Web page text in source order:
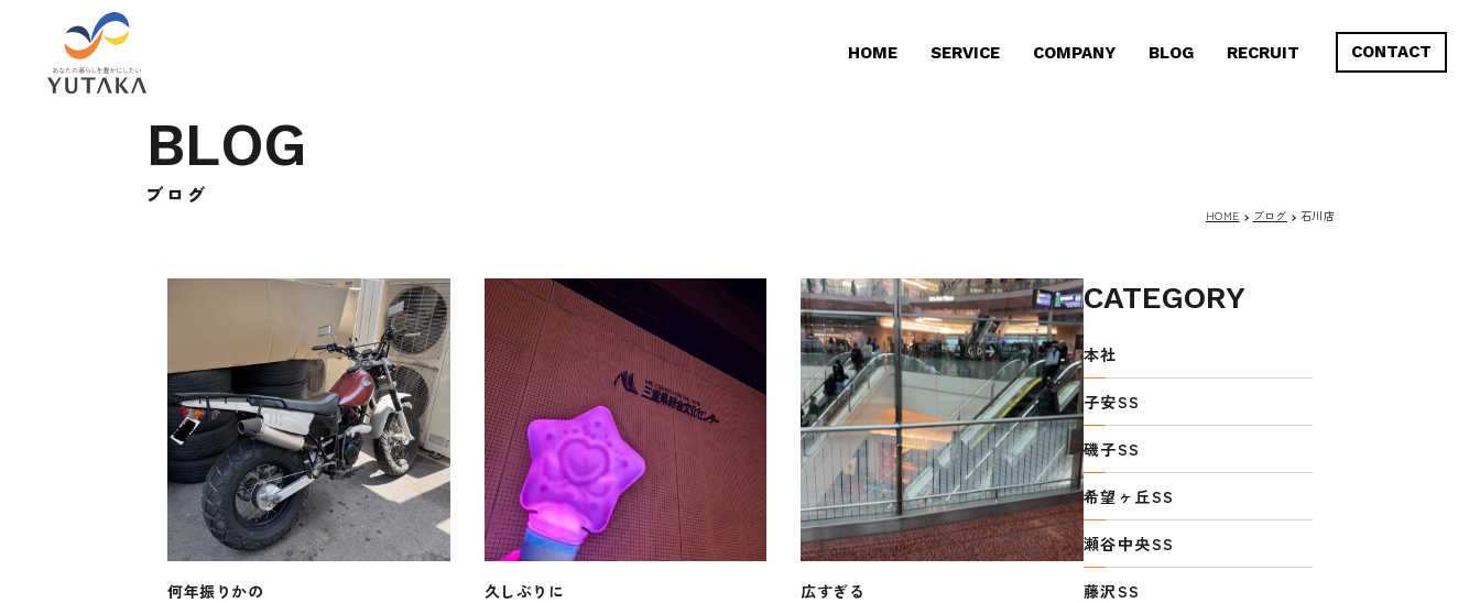
HOME SERVICE COMPANY BLOG RECRUIT CONTACT
BLOG
ブロ グ
HOME ブログ 石川店
何年振りかの 久しぶりに 広すぎる
CATEGORY
本社
子安SS
磯子SS
希望ヶ丘SS
瀬谷中央SS
藤沢SS